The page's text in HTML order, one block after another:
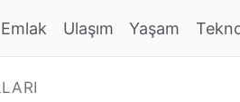
Emlak Ulaşım Yaşam